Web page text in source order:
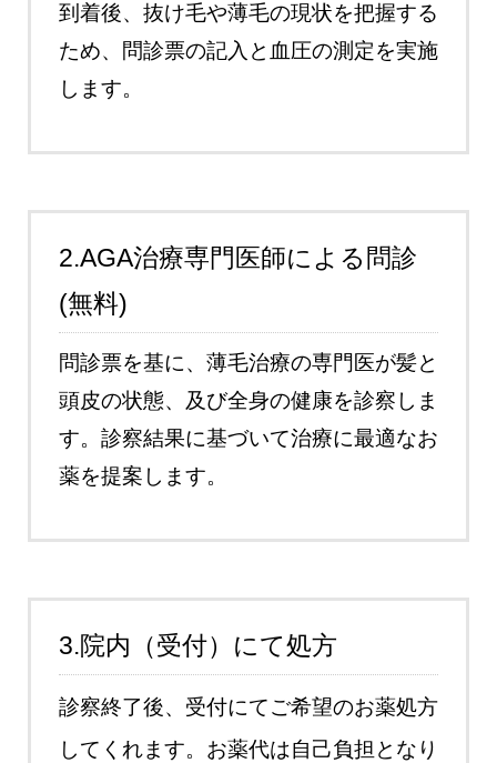
到着後、抜け毛や薄毛の現状を把握する
ため、問診票の記入と血圧の測定を実施
します。
2.AGA治療専門医師による問診
(無料)
問診票を基に、薄毛治療の専門医が髪と
頭皮の状態、及び全身の健康を診察しま
す。診察結果に基づいて治療に最適なお
薬を提案します。
3.院内（受付）にて処方
診察終了後、受付にてご希望のお薬処方
してくれます。お薬代は自己負担となり